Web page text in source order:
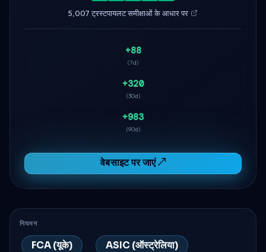
5,007 ट्रस्टपायलट समीक्षाओं के आधार पर
+88
(7d)
+320
(30d)
+983
(90d)
वेबसाइट पर जाएं ↗
नियमन
FCA (यूके)
ASIC (ऑस्ट्रेलिया)